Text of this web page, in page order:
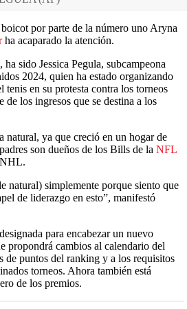
por parte de la número uno Aryna
ha acaparado la atención.
ha sido Jessica Pegula, subcampeona
2024, quien ha estado organizando
tenis en su protesta contra los torneos
de los ingresos que se destina a los
natural, ya que creció en un hogar de
son dueños de los Bills de la NFL
natural) simplemente porque siento que
de liderazgo en esto”, manifestó
para encabezar un nuevo
propondrá cambios al calendario del
de puntos del ranking y a los requisitos
torneos. Ahora también está
de los premios.